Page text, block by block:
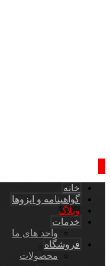
خانه
گواهینامه و ایزوها
وبلاگ
خدمات
واحد های ما
فروشگاه
محصولات